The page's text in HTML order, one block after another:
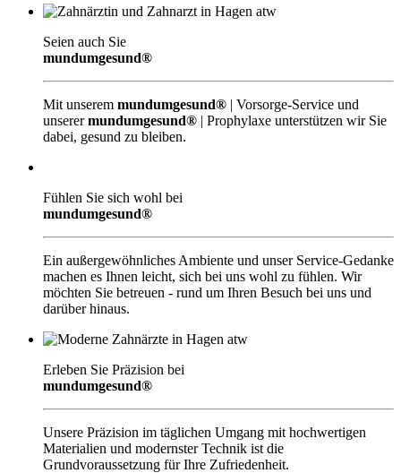
Seien auch Sie
mundumgesund®
Mit unserem mundumgesund® | Vorsorge-Service und
unserermundumgesund® | Prophylaxe unterstützen wir Sie
dabei, gesund zu bleiben.
Fühlen Sie sich wohl bei
mundumgesund®
Ein außergewöhnliches Ambiente und unser Service-Gedanke
machen es Ihnen leicht, sich bei uns wohl zu fühlen. Wir
möchten Sie betreuen - rund um Ihren Besuch bei uns und
darüber hinaus.
Erleben Sie Präzision bei
mundumgesund®
Unsere Präzision im täglichen Umgang mit hochwertigen
Materialien und modernster Technik ist die
Grundvoraussetzung für Ihre Zufriedenheit.